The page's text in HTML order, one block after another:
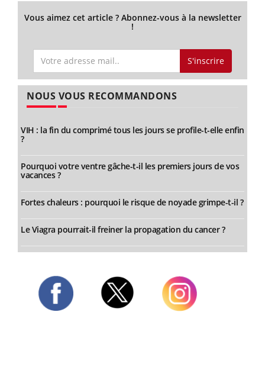
Vous aimez cet article ? Abonnez-vous à la newsletter
!
S'inscrire
NOUS VOUS RECOMMANDONS
VIH : la fin du comprimé tous les jours se profile-t-elle enfin
?
Pourquoi votre ventre gâche-t-il les premiers jours de vos
vacances ?
Fortes chaleurs : pourquoi le risque de noyade grimpe-t-il ?
Le Viagra pourrait-il freiner la propagation du cancer ?